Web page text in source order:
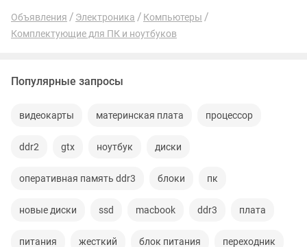
Объявления Электроника
Компьютеры
Комплектующие для ПК и ноутбуков
Популярные запросы
видеокарты материнская плата процессор
ddr2 gtx ноутбук диски
оперативная память ddr3 блоки пк
новые диски ssd macbook ddr3 плата
питания жесткий блок питания переходник